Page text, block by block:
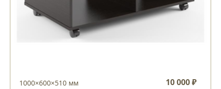
1000×600×510 мм 10 000 ₽